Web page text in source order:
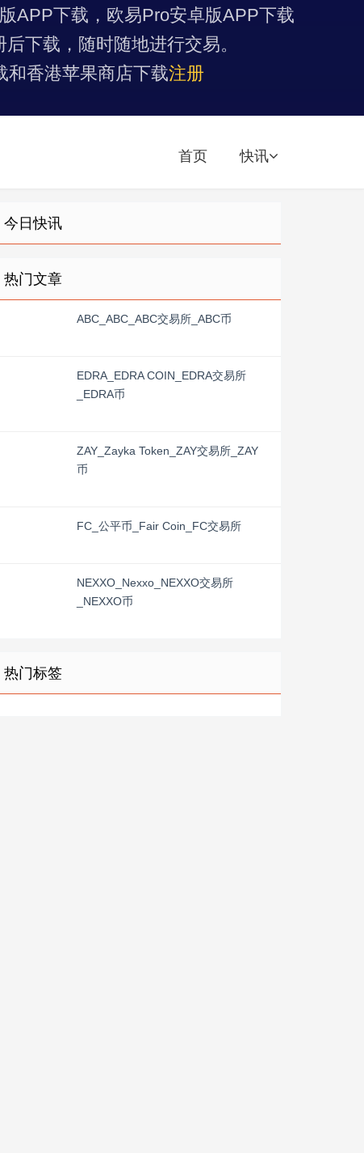
APP下载，欧易Pro安卓版APP下载
下载，随时随地进行交易。
和香港苹果商店下载注册
首页 快讯
今日快讯
热门文章
ABC_ABC_ABC交易所_ABC币
EDRA_EDRA COIN_EDRA交易所
_EDRA币
ZAY_Zayka Token_ZAY交易所_ZAY
币
FC_公平币_Fair Coin_FC交易所
NEXXO_Nexxo_NEXXO交易所
_NEXXO币
热门标签